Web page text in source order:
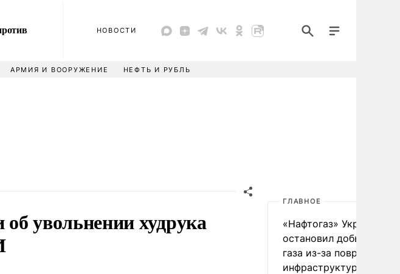
НОВОСТИ
АРМИЯ И ВООРУЖЕНИЕ НЕФТЬ И РУБЛЬ
увольнении худрука
ГЛАВНОЕ
«Нафтогаз» Украины
остановил добычу
газа из-за повреждения
инфраструктуры